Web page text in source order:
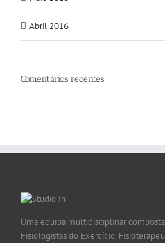
Abril 2016
Comentários recentes
Uma equipa multidisciplinar
Fisiologistas do Exercício,